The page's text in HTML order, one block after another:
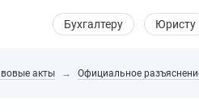
Бухгалтеру Юристу
акты Официальное